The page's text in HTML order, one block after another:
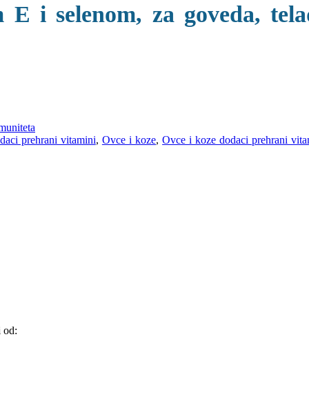
i selenom, za goveda,
prehrani vitamini, Ovce i koze, Ovce i koze dodaci prehrani
od: